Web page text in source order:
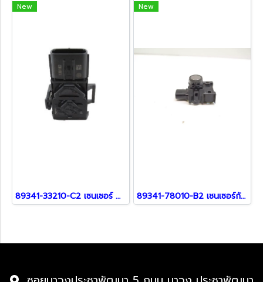
New
89341-33210-C2 เซนเซอร์ สำหรับ Lexus
New
89341-78010-B2 เซนเซอร์กันชน สำหรับรถ Lexus